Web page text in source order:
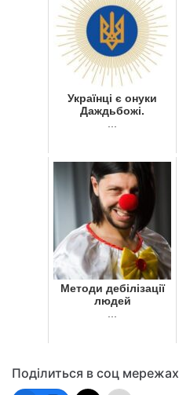
Українці є онуки
Даждьбожі.
...
Методи дебілізації
людей
...
Поділиться в соц мережах